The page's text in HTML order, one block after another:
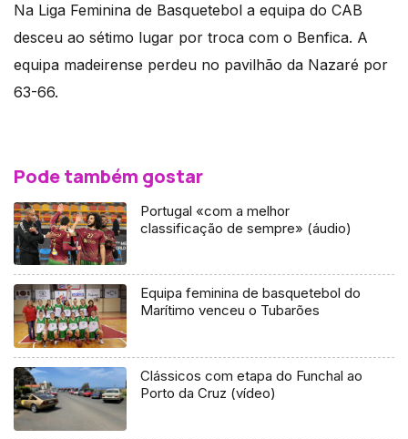
Na Liga Feminina de Basquetebol a equipa do CAB
desceu ao sétimo lugar por troca com o Benfica. A
equipa madeirense perdeu no pavilhão da Nazaré por
63-66.
Pode também gostar
Portugal «com a melhor
classificação de sempre» (áudio)
Equipa feminina de basquetebol do
Marítimo venceu o Tubarões
Clássicos com etapa do Funchal ao
Porto da Cruz (vídeo)